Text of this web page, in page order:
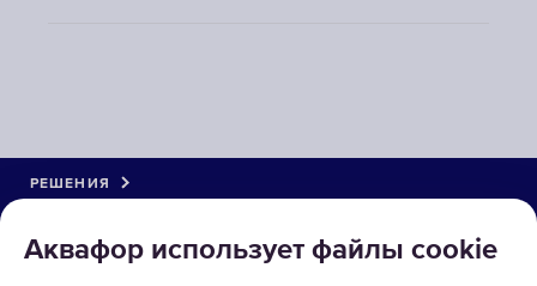
Аквафор использует файлы сookie
РЕШЕНИЯ
КАТАЛОГ